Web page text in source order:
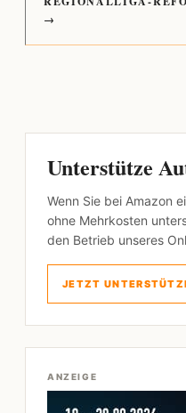
→
Unterstütze
Wenn Sie bei Amazon
ohne Mehrkosten
den Betrieb unseres
JETZT
ANZEIGE